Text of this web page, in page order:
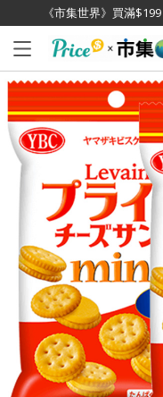
《市集世界》買滿
已加入購物車